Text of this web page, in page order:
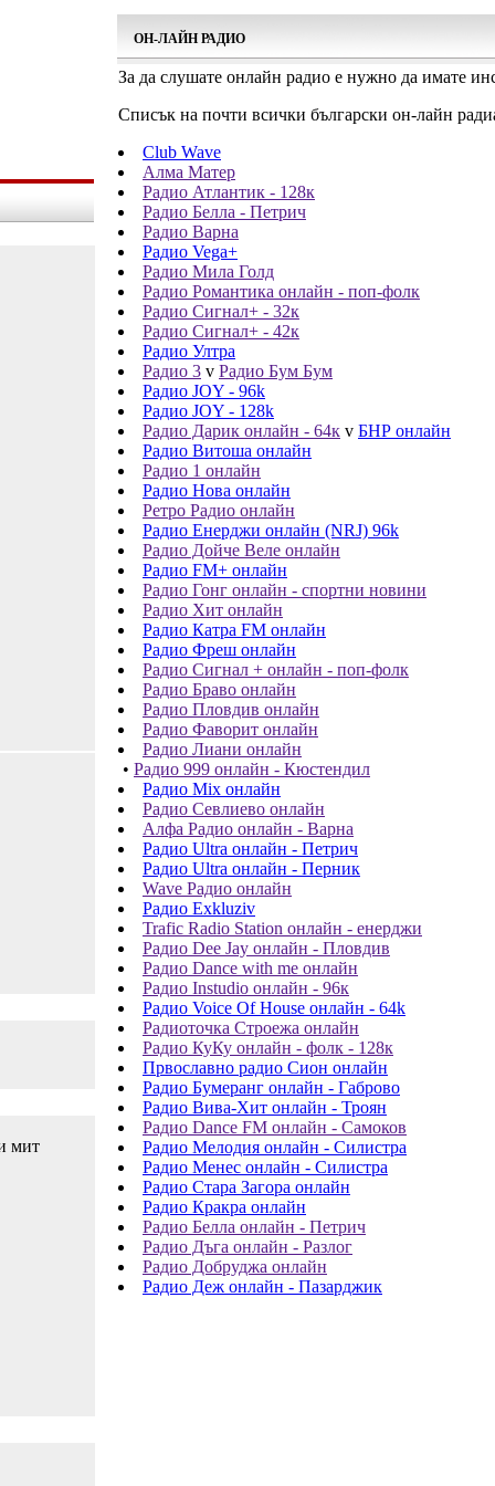
мит
ОН-ЛАЙН РАДИО
За да слушате онлайн радио е нужно да имате
Списък на почти всички български он-лайн
Club Wave
Алма Матер
Радио Атлантик - 128к
Радио Белла - Петрич
Радио Варна
Радио Vega+
Радио Мила Голд
Радио Романтика онлайн - поп-фолк
Радио Сигнал+ - 32к
Радио Сигнал+ - 42к
Радио Ултра
Радио 3 v Радио Бум Бум
Радио JOY - 96k
Радио JOY - 128k
Радио Дарик онлайн - 64к v БНР онлайн
Радио Витоша онлайн
Радио 1 онлайн
Радио Нова онлайн
Ретро Радио онлайн
Радио Енерджи онлайн (NRJ) 96k
Радио Дойче Веле онлайн
Радио FM+ онлайн
Радио Гонг онлайн - спортни новини
Радио Хит онлайн
Радио Катра FM онлайн
Радио Фреш онлайн
Радио Сигнал + онлайн - поп-фолк
Радио Браво онлайн
Радио Пловдив онлайн
Радио Фаворит онлайн
Радио Лиани онлайн
• Радио 999 онлайн - Кюстендил
Радио Mix онлайн
Радио Севлиево онлайн
Алфа Радио онлайн - Варна
Радио Ultra онлайн - Петрич
Радио Ultra онлайн - Перник
Wave Радио онлайн
Радио Exkluziv
Trafic Radio Station онлайн - енерджи
Радио Dee Jay онлайн - Пловдив
Радио Dance with me онлайн
Радио Instudio онлайн - 96к
Радио Voice Of House онлайн - 64k
Радиоточка Строежа онлайн
Радио КуКу онлайн - фолк - 128к
Првославно радио Сион онлайн
Радио Бумеранг онлайн - Габрово
Радио Вива-Хит онлайн - Троян
Радио Dance FM онлайн - Самоков
Радио Мелодия онлайн - Силистра
Радио Менес онлайн - Силистра
Радио Стара Загора онлайн
Радио Кракра онлайн
Радио Белла онлайн - Петрич
Радио Дъга онлайн - Разлог
Радио Добруджа онлайн
Радио Деж онлайн - Пазарджик